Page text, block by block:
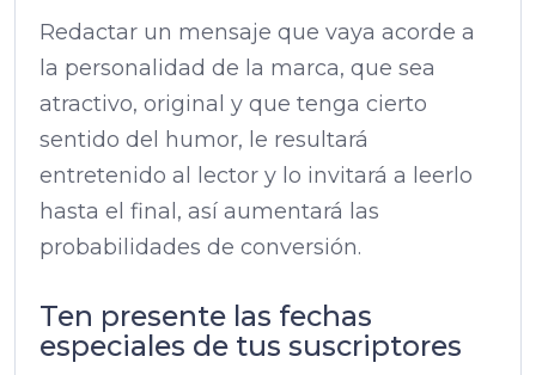
Redactar un mensaje que vaya acorde a
la personalidad de la marca, que sea
atractivo, original y que tenga cierto
sentido del humor, le resultará
entretenido al lector y lo invitará a leerlo
hasta el final, así aumentará las
probabilidades de conversión.
Ten presente las fechas
especiales de tus suscriptores